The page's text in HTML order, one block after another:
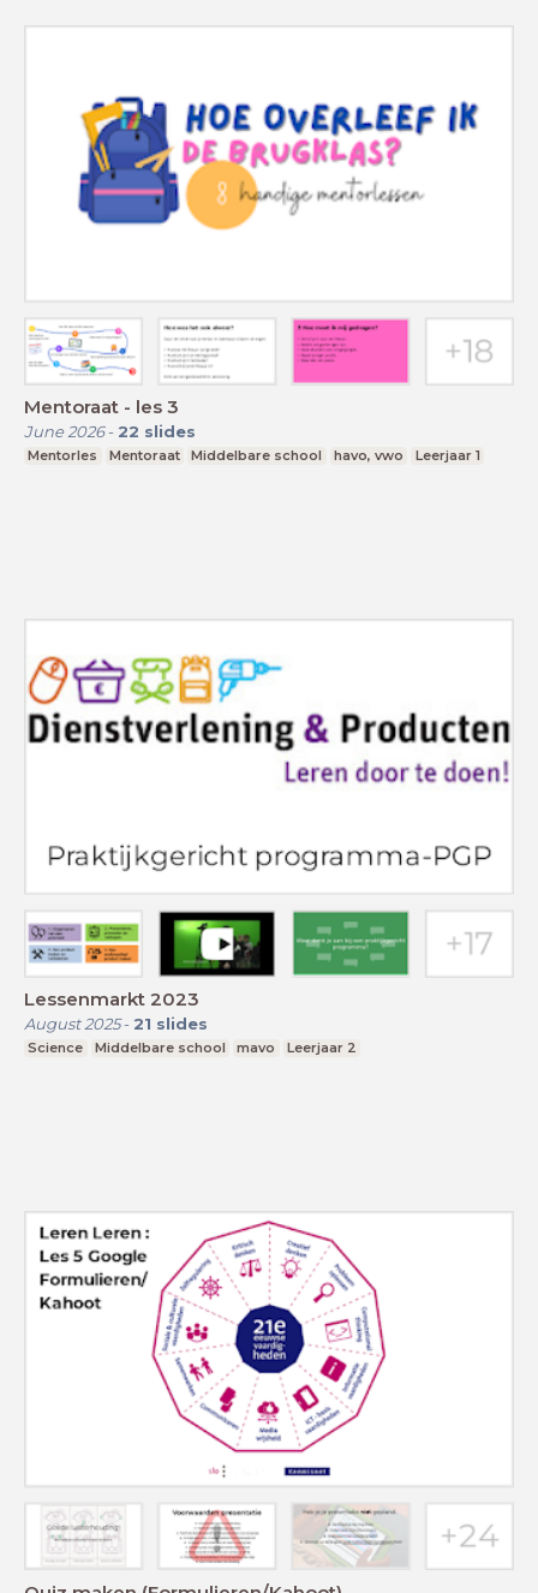
Mentoraat - les 3
June 2026- 22 slides
Mentorles Mentoraat Middelbare school havo, vwo Leerjaar 1
Lessenmarkt 2023
August 2025- 21 slides
Science Middelbare school mavo Leerjaar 2